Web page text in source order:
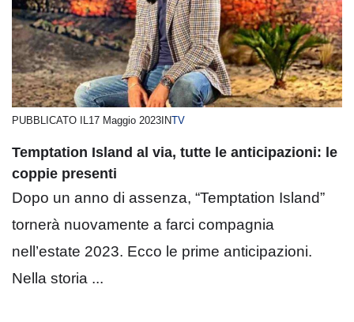
PUBBLICATO IL 17 Maggio 2023 INTV
Temptation Island al via, tutte le anticipazioni: le
coppie presenti
Dopo un anno di assenza, “Temptation Island”
tornerà nuovamente a farci compagnia
nell’estate 2023. Ecco le prime anticipazioni.
Nella storia ...